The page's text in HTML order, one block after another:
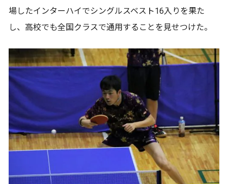
場したインターハイでシングルスベスト16入りを果た
し、高校でも全国クラスで通用することを見せつけた。